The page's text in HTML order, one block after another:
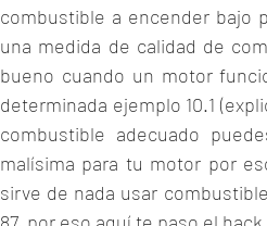
combustible a encender bajo
una medida de calidad de
bueno cuando un motor
determinada ejemplo 10.1
combustible adecuado
malísima para tu motor por
sirve de nada usar
87, por eso aquí te paso el